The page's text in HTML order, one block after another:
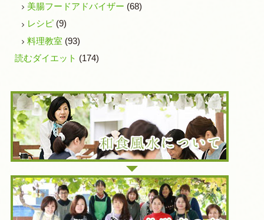
美腸フードアドバイザー (68)
レシピ (9)
料理教室 (93)
読むダイエット (174)